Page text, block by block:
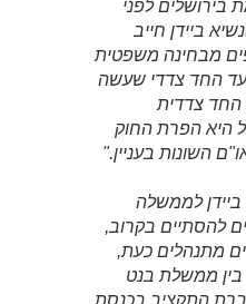
בירושלים לפני
ביידן חייב
מבחינה משפטית
החד צדדי שעשה
צדדית
היא הפרת החוק
השונות בעניין."
לממשלה
להסתיים בקרוב,
מתנהלים כעת,
בין ממשלת בנט